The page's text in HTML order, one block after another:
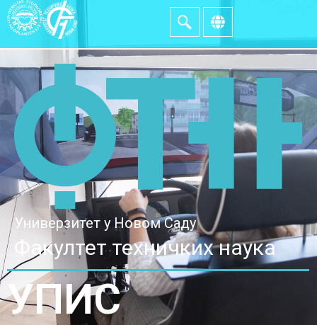
Универзитет у Новом Саду
Факултет техничких наука
УПИС